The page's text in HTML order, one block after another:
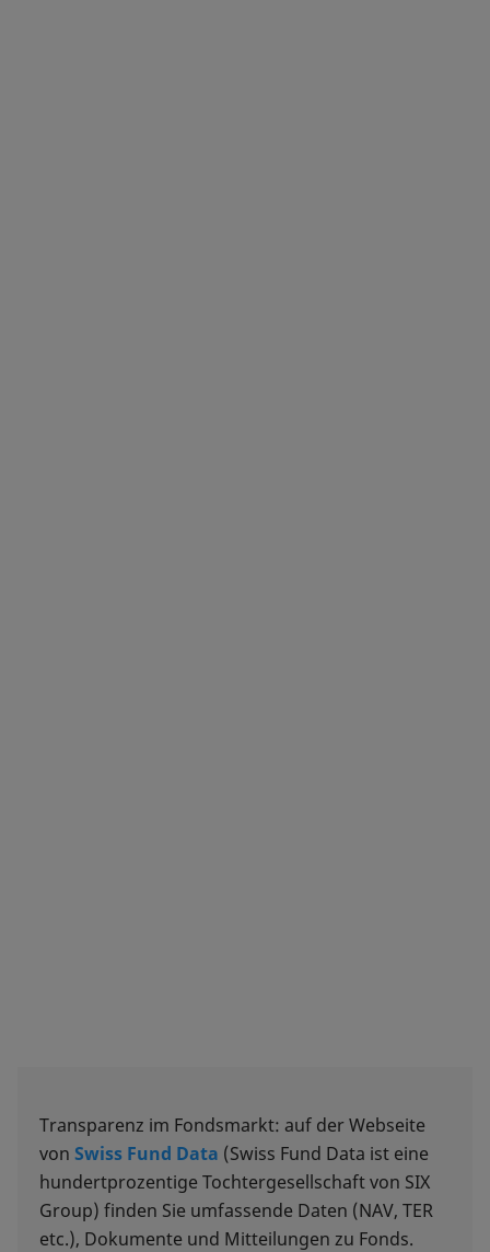
Transparenz im Fondsmarkt: auf der Webseite
von Swiss Fund Data (Swiss Fund Data ist eine
hundertprozentige Tochtergesellschaft von SIX
Group) finden Sie umfassende Daten (NAV, TER
etc.), Dokumente und Mitteilungen zu Fonds.